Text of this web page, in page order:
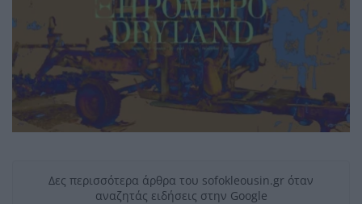
Δες περισσότερα άρθρα του sofokleousin.gr όταν
αναζητάς ειδήσεις στην Google